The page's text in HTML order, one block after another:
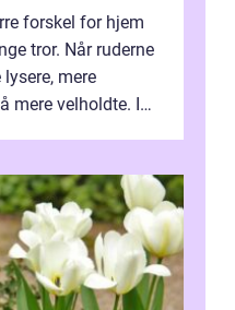
forskel for hjem
tror. Når ruderne
mere
mere velholdte. I